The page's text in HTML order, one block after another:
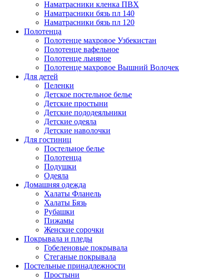
Наматрасники кленка ПВХ
Наматрасники бязь пл 140
Наматрасники бязь пл 120
Полотенца
Полотенце махровое Узбекистан
Полотенце вафельное
Полотенце льняное
Полотенце махровое Вышний Волочек
Для детей
Пеленки
Детское постельное белье
Детские простыни
Детские пододеяльники
Детские одеяла
Детские наволочки
Для гостиниц
Постельное белье
Полотенца
Подушки
Одеяла
Домашняя одежда
Халаты Фланель
Халаты Бязь
Рубашки
Пижамы
Женские сорочки
Покрывала и пледы
Гобеленовые покрывала
Стеганые покрывала
Постельные принадлежности
Простыни